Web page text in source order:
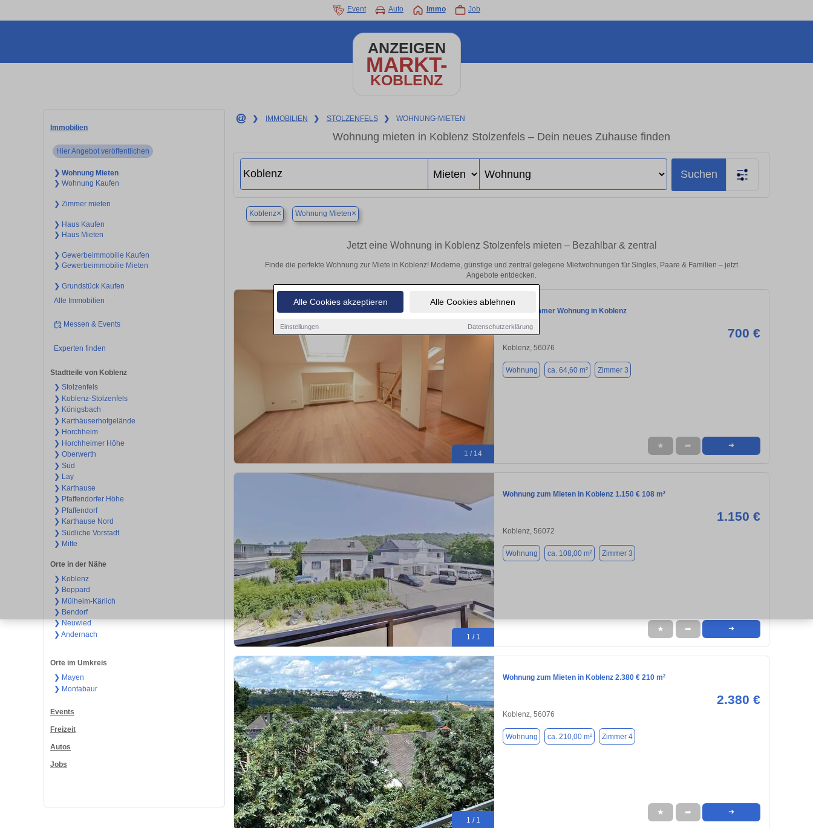
Alle Cookies akzeptieren Alle Cookies ablehnen
Einstellungen Datenschutzerklärung
Event Auto Immo Job
ANZEIGEN
MARKT-
KOBLENZ
Immobilien
Hier Angebot veröffentlichen
❯ Wohnung Mieten
❯ Wohnung Kaufen
❯ Zimmer mieten
❯ Haus Kaufen
❯ Haus Mieten
❯ Gewerbeimmobilie Kaufen
❯ Gewerbeimmobilie Mieten
❯ Grundstück Kaufen
Alle Immobilien
Messen & Events
Experten finden
Stadtteile von Koblenz
❯ Stolzenfels
❯ Koblenz-Stolzenfels
❯ Königsbach
❯ Karthäuserhofgelände
❯ Horchheim
❯ Horchheimer Höhe
❯ Oberwerth
❯ Süd
❯ Lay
❯ Karthause
❯ Pfaffendorfer Höhe
❯ Pfaffendorf
❯ Karthause Nord
❯ Südliche Vorstadt
❯ Mitte
Orte in der Nähe
❯ Koblenz
❯ Boppard
❯ Mülheim-Kärlich
❯ Bendorf
❯ Neuwied
❯ Andernach
Orte im Umkreis
❯ Mayen
❯ Montabaur
Events
Freizeit
Autos
Jobs
❯ IMMOBILIEN ❯ STOLZENFELS ❯ WOHNUNG-MIETEN
Wohnung mieten in Koblenz Stolzenfels – Dein neues Zuhause finden
Suchen
Koblenz× Wohnung Mieten×
Jetzt eine Wohnung in Koblenz Stolzenfels mieten – Bezahlbar & zentral
Finde die perfekte Wohnung zur Miete in Koblenz! Moderne, günstige und zentral gelegene Mietwohnungen für Singles, Paare & Familien – jetzt
Angebote entdecken.
1 / 14
Helle 3-Zimmer Wohnung in Koblenz
700 €
Koblenz, 56076
Wohnung ca. 64,60 m² Zimmer 3
★ ➦ ➜
1 / 1
Wohnung zum Mieten in Koblenz 1.150 € 108 m²
1.150 €
Koblenz, 56072
Wohnung ca. 108,00 m² Zimmer 3
★ ➦ ➜
1 / 1
Wohnung zum Mieten in Koblenz 2.380 € 210 m²
2.380 €
Koblenz, 56076
Wohnung ca. 210,00 m² Zimmer 4
★ ➦ ➜